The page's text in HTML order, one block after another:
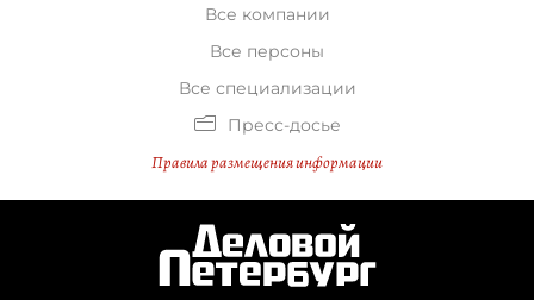
Все компании
Все персоны
Все специализации
Пресс-досье
Правила размещения информации